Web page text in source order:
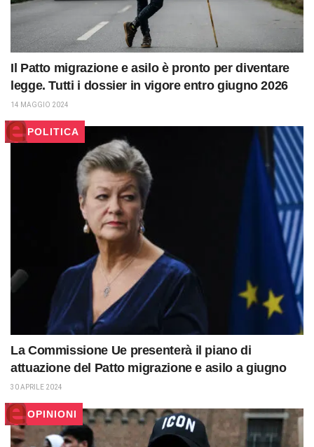
Il Patto migrazione e asilo è pronto per diventare
legge. Tutti i dossier in vigore entro giugno 2026
14 MAGGIO 2024
POLITICA
La Commissione Ue presenterà il piano di
attuazione del Patto migrazione e asilo a giugno
30 APRILE 2024
OPINIONI